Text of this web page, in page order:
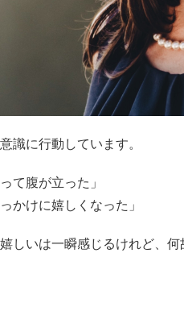
識に行動しています。
て腹が立った」
かけに嬉しくなった」
しいは一瞬感じるけれど、